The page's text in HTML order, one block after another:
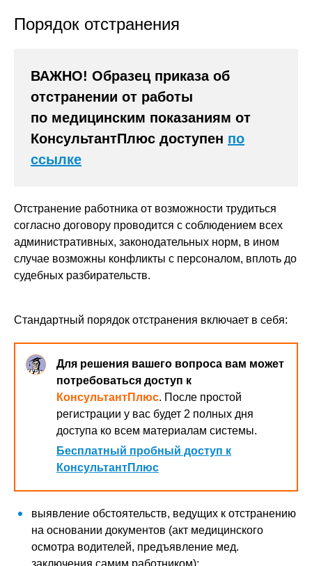
Порядок отстранения
ВАЖНО! Образец приказа об
отстранении от работы
по медицинским показаниям от
КонсультантПлюс доступен по
ссылке
Отстранение работника от возможности трудиться
согласно договору проводится с соблюдением всех
административных, законодательных норм, в ином
случае возможны конфликты с персоналом, вплоть до
судебных разбирательств.
Стандартный порядок отстранения включает в себя:
Для решения вашего вопроса вам может
потребоваться доступ к
КонсультантПлюс. После простой
регистрации у вас будет 2 полных дня
доступа ко всем материалам системы.
Бесплатный пробный доступ к
КонсультантПлюс
выявление обстоятельств, ведущих к отстранению
на основании документов (акт медицинского
осмотра водителей, предъявление мед.
заключения самим работником);